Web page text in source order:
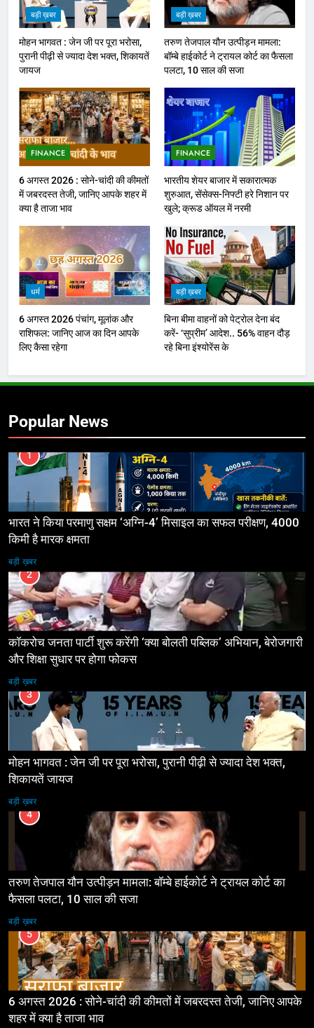
बड़ी ख़बर
मोहन भागवत : जेन जी पर पूरा भरोसा,
पुरानी पीढ़ी से ज्यादा देश भक्त, शिकायतें
जायज
बड़ी ख़बर
तरुण तेजपाल यौन उत्पीड़न मामला:
बॉम्बे हाईकोर्ट ने ट्रायल कोर्ट का फैसला
पलटा, 10 साल की सजा
FINANCE
6 अगस्त 2026 : सोने-चांदी की कीमतों
में जबरदस्त तेजी, जानिए आपके शहर में
क्या है ताजा भाव
FINANCE
भारतीय शेयर बाजार में सकारात्मक
शुरुआत, सेंसेक्स-निफ्टी हरे निशान पर
खुले; क्रूड ऑयल में नरमी
धर्म
6 अगस्त 2026 पंचांग, मूलांक और
राशिफल: जानिए आज का दिन आपके
लिए कैसा रहेगा
बड़ी ख़बर
बिना बीमा वाहनों को पेट्राेल देना बंद
करें- ‘सुप्रीम’ आदेश.. 56% वाहन दौड़
रहे बिना इंश्योरेंस के
Popular News
1
भारत ने किया परमाणु सक्षम ‘अग्नि-4’ मिसाइल का सफल परीक्षण, 4000
किमी है मारक क्षमता
बड़ी ख़बर
2
कॉकरोच जनता पार्टी शुरू करेंगी ‘क्या बोलती पब्लिक’ अभियान, बेरोजगारी
और शिक्षा सुधार पर होगा फोकस
बड़ी ख़बर
3
मोहन भागवत : जेन जी पर पूरा भरोसा, पुरानी पीढ़ी से ज्यादा देश भक्त,
शिकायतें जायज
बड़ी ख़बर
4
तरुण तेजपाल यौन उत्पीड़न मामला: बॉम्बे हाईकोर्ट ने ट्रायल कोर्ट का
फैसला पलटा, 10 साल की सजा
बड़ी ख़बर
5
6 अगस्त 2026 : सोने-चांदी की कीमतों में जबरदस्त तेजी, जानिए आपके
शहर में क्या है ताजा भाव